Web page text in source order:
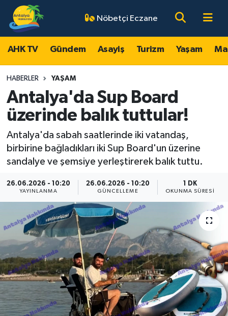
Nöbetçi Eczane
AHK TV Gündem Asayiş Turizm Yaşam
HABERLER YAŞAM
Antalya'da Sup Board
üzerinde balık tuttular!
Antalya'da sabah saatlerinde iki vatandaş,
birbirine bağladıkları iki Sup Board'un üzerine
sandalye ve şemsiye yerleştirerek balık tuttu.
26.06.2026 - 10:20
YAYINLANMA
26.06.2026 - 10:20
GÜNCELLEME
1 DK
OKUNMA SÜRESI
AHK TV
Gündem
Asayiş
Turizm
Yaşam
Magazin
Ekonomi
Spor
Dünya
Resmi Reklamlar
Antalya Nöbetçi Eczaneler
Antalya Hava Durumu
Antalya Namaz Vakitleri
Antalya Trafik Yoğunluk Haritası
Süper Lig Puan Durumu ve Fikstür
Tüm Manşetler
Son Dakika Haberleri
Haber Arşivi